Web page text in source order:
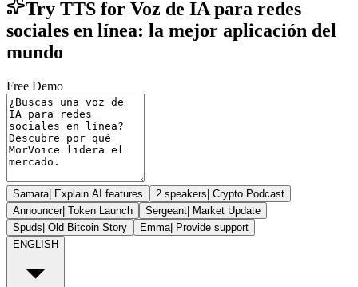
Try TTS for Voz de IA para redes
sociales en línea: la mejor aplicación del
mundo
Free Demo
Samara| Explain AI features 2 speakers| Crypto Podcast
Announcer| Token Launch Sergeant| Market Update
Spuds| Old Bitcoin Story Emma| Provide support
ENGLISH